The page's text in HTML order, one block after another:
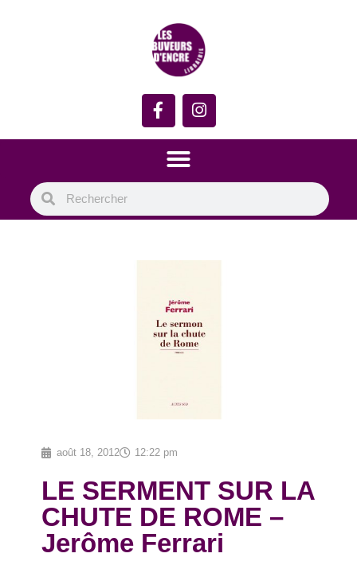
août 18, 2012 12:22 pm
LE SERMENT SUR LA
CHUTE DE ROME –
Jerôme Ferrari